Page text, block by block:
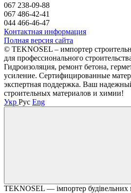
067 238-09-88
067 486-42-41
044 466-46-47
Контактная информация
Полная версия сайта
© TEKNOSEL – импортер
для профессионального
Гидроизоляция, ремонт бетона,
усиление. Сертифицированные
экспертная поддержка. Ваш
строительных материалов и химии!
Укр Рус Eng
TEKNOSEL — імпортер будівельних